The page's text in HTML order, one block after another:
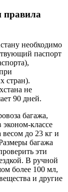
правила
необходимо
паспорт
стран).
не
90 дней.
багажа,
классе
весом до 23 кг и
багажа
эти
В ручной
более 100 мл,
и другие